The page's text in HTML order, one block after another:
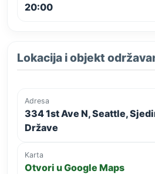
20:00
Lokacija i objekt
Adresa
334 1st Ave N, Seattle,
Države
Karta
Otvori u Google Maps